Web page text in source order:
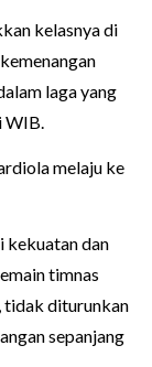
kelasnya di
laga yang
WIB.
melaju ke
kekuatan dan
timnas
tidak diturunkan
sepanjang